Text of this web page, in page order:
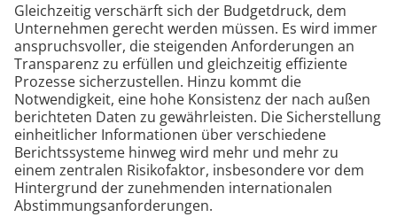
Gleichzeitig verschärft sich der Budgetdruck, dem
Unternehmen gerecht werden müssen. Es wird immer
anspruchsvoller, die steigenden Anforderungen an
Transparenz zu erfüllen und gleichzeitig effiziente
Prozesse sicherzustellen. Hinzu kommt die
Notwendigkeit, eine hohe Konsistenz der nach außen
berichteten Daten zu gewährleisten. Die Sicherstellung
einheitlicher Informationen über verschiedene
Berichtssysteme hinweg wird mehr und mehr zu
einem zentralen Risikofaktor, insbesondere vor dem
Hintergrund der zunehmenden internationalen
Abstimmungsanforderungen.